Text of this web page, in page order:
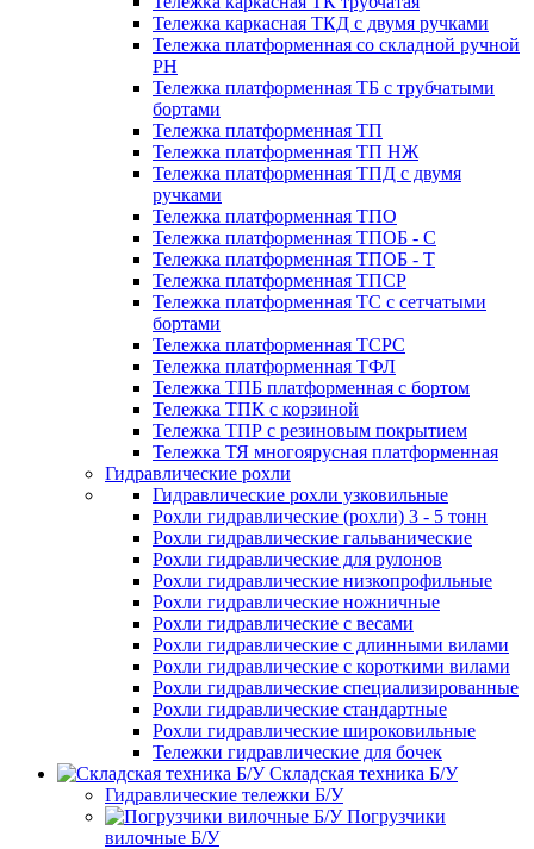
Тележка каркасная ТКД с двумя ручками
Тележка платформенная со складной ручной
PH
Тележка платформенная ТБ с трубчатыми
бортами
Тележка платформенная ТП
Тележка платформенная ТП НЖ
Тележка платформенная ТПД с двумя
ручками
Тележка платформенная ТПО
Тележка платформенная ТПОБ - С
Тележка платформенная ТПОБ - Т
Тележка платформенная ТПСР
Тележка платформенная ТС с сетчатыми
бортами
Тележка платформенная ТСРС
Тележка платформенная ТФЛ
Тележка ТПБ платформенная с бортом
Тележка ТПК с корзиной
Тележка ТПР с резиновым покрытием
Тележка ТЯ многоярусная платформенная
Гидравлические рохли
Гидравлические рохли узковильные
Рохли гидравлические (рохли) 3 - 5 тонн
Рохли гидравлические гальванические
Рохли гидравлические для рулонов
Рохли гидравлические низкопрофильные
Рохли гидравлические ножничные
Рохли гидравлические с весами
Рохли гидравлические с длинными вилами
Рохли гидравлические с короткими вилами
Рохли гидравлические специализированные
Рохли гидравлические стандартные
Рохли гидравлические широковильные
Тележки гидравлические для бочек
Складская техника Б/У
Гидравлические тележки Б/У
Погрузчики
вилочные Б/У